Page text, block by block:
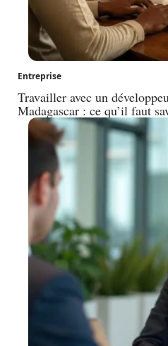
Entreprise
Travailler avec un
Madagascar : ce qu’il faut